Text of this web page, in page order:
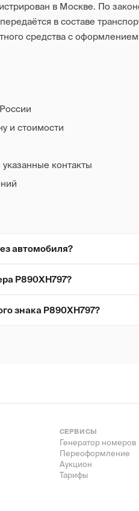
в Москве. По
в составе
средства с
и стоимости
контакты
автомобиля?
Р890ХН797?
знака Р890ХН797?
СЕРВИСЫ
Генератор номеров
Переоформление
Аукцион
Тарифы